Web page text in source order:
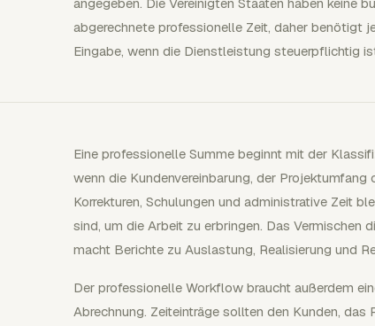
abgerechnete professionelle Zeit, daher benötigt
Eingabe, wenn die Dienstleistung steuerpflichtig
Eine professionelle Summe beginnt mit der
wenn die Kundenvereinbarung, der
Korrekturen, Schulungen und administrative Zeit
sind, um die Arbeit zu erbringen. Das Vermischen
macht Berichte zu Auslastung, Realisierung und
Der professionelle Workflow braucht außerdem
Abrechnung. Zeiteinträge sollten den Kunden,